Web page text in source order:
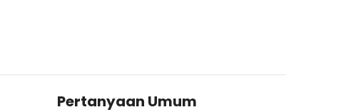
Pertanyaan Umum